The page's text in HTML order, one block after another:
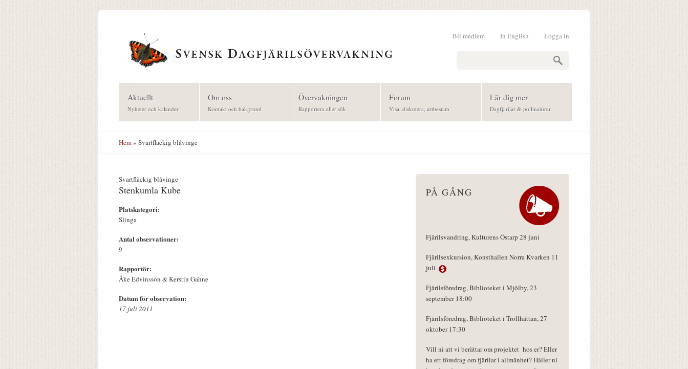
Logga in
In English
Bli medlem
Aktuellt
Nyheter och kalender
Om oss
Kontakt och bakgrund
Övervakningen
Rapportera eller sök
Forum
Visa, diskutera, artbestäm
Lär dig mer
Dagfjärilar & pollinatörer
Hem» Svartfläckig blåvinge
Svartfläckig blåvinge
Stenkumla Kube
Platskategori:
Slinga
Antal observationer:
9
Rapportör:
Åke Edvinsson & Kerstin Gahne
Datum för observation:
17 juli 2011
PÅ GÅNG
Fjärilsvandring, Kulturens Östarp 28 juni
Fjärilsexkursion, Konsthallen Norra Kvarken 11
juli
Fjärilsföredrag, Biblioteket i Mjölby, 23
september 18:00
Fjärilsföredrag, Biblioteket i Trollhättan, 27
oktober 17:30
Vill ni att vi berättar om projektet hos er? Eller
ha ett föredrag om fjärilar i allmänhet? Håller ni